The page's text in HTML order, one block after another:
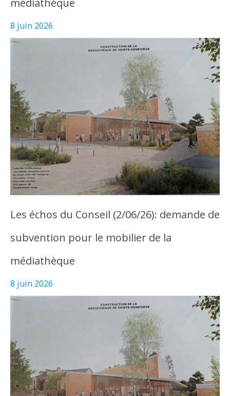
8 juin 2026
Les échos du Conseil (2/06/26): demande de
subvention pour le mobilier de la
médiathèque
8 juin 2026